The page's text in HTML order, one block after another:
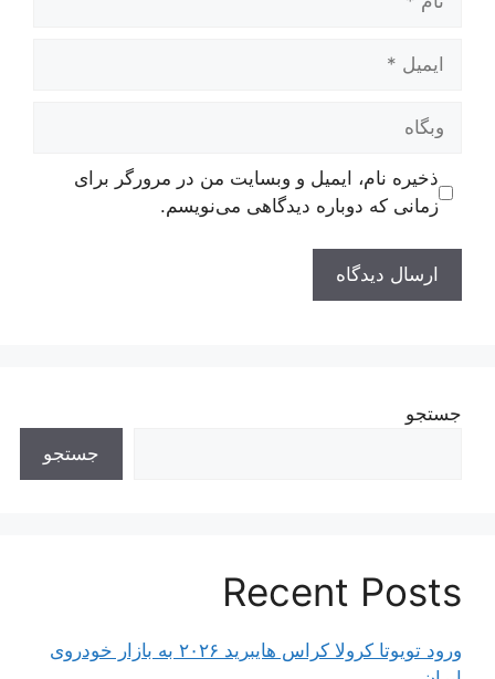
ایمیل
وبگاه
ذخیره نام، ایمیل و وبسایت من در مرورگر برای
زمانی که دوباره دیدگاهی می‌نویسم.
جستجو
جستجو
Recent Posts
ورود تویوتا کرولا کراس هایبرید ۲۰۲۶ به بازار خودروی